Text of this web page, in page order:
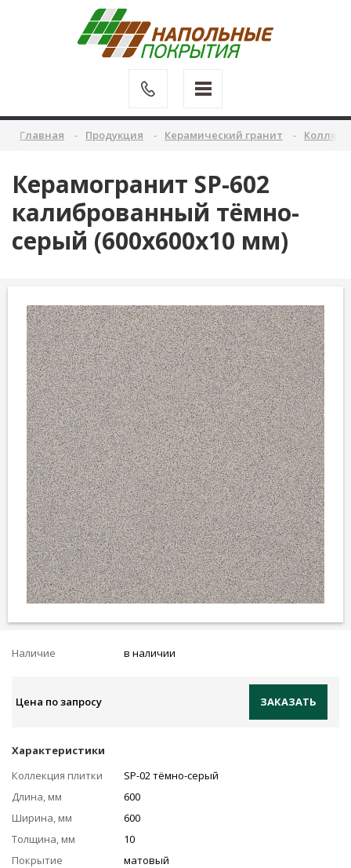
Главная Продукция Керамический гранит
Керамогранит SP-602
калиброванный тёмно-
серый (600х600х10 мм)
Наличие в наличии
Цена по запросу ЗАКАЗАТЬ
Характеристики
Коллекция плитки
SP-02 тёмно-серый
Длина, мм
600
Ширина, мм
600
Толщина, мм
10
Покрытие
матовый